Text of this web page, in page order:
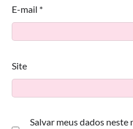
E-mail *
Site
Salvar meus dados